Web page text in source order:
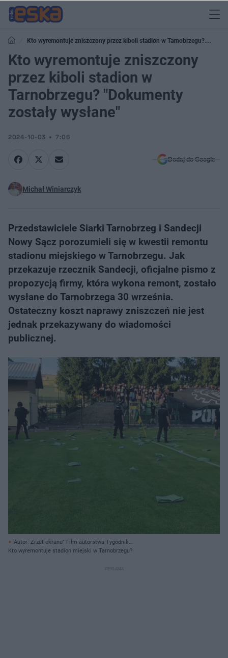
Kto wyremontuje zniszczony przez kiboli stadion w Tarnobrzegu?
"Dokumenty zostały wysłane"
Kto wyremontuje zniszczony
przez kiboli stadion w
Tarnobrzegu? "Dokumenty
zostały wysłane"
2024-10-03 7:06
Dodaj do Google
Michał Winiarczyk
Przedstawiciele Siarki Tarnobrzeg i Sandecji
Nowy Sącz porozumieli się w kwestii remontu
stadionu miejskiego w Tarnobrzegu. Jak
przekazuje rzecznik Sandecji, oficjalne pismo z
propozycją firmy, która wykona remont, zostało
wysłane do Tarnobrzega 30 września.
Ostateczny koszt naprawy zniszczeń nie jest
jednak przekazywany do wiadomości
publicznej.
Autor: Zrzut ekranu" Film autorstwa Tygodnik
Nadwiślański/facebook.com/tygodniknadwislanski/ Archiwum prywatne
Kto wyremontuje stadion miejski w Tarnobrzegu?